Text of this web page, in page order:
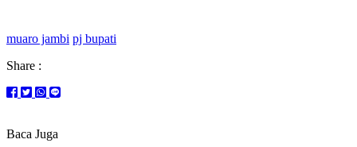
muaro jambi pj bupati
Share :
Baca Juga